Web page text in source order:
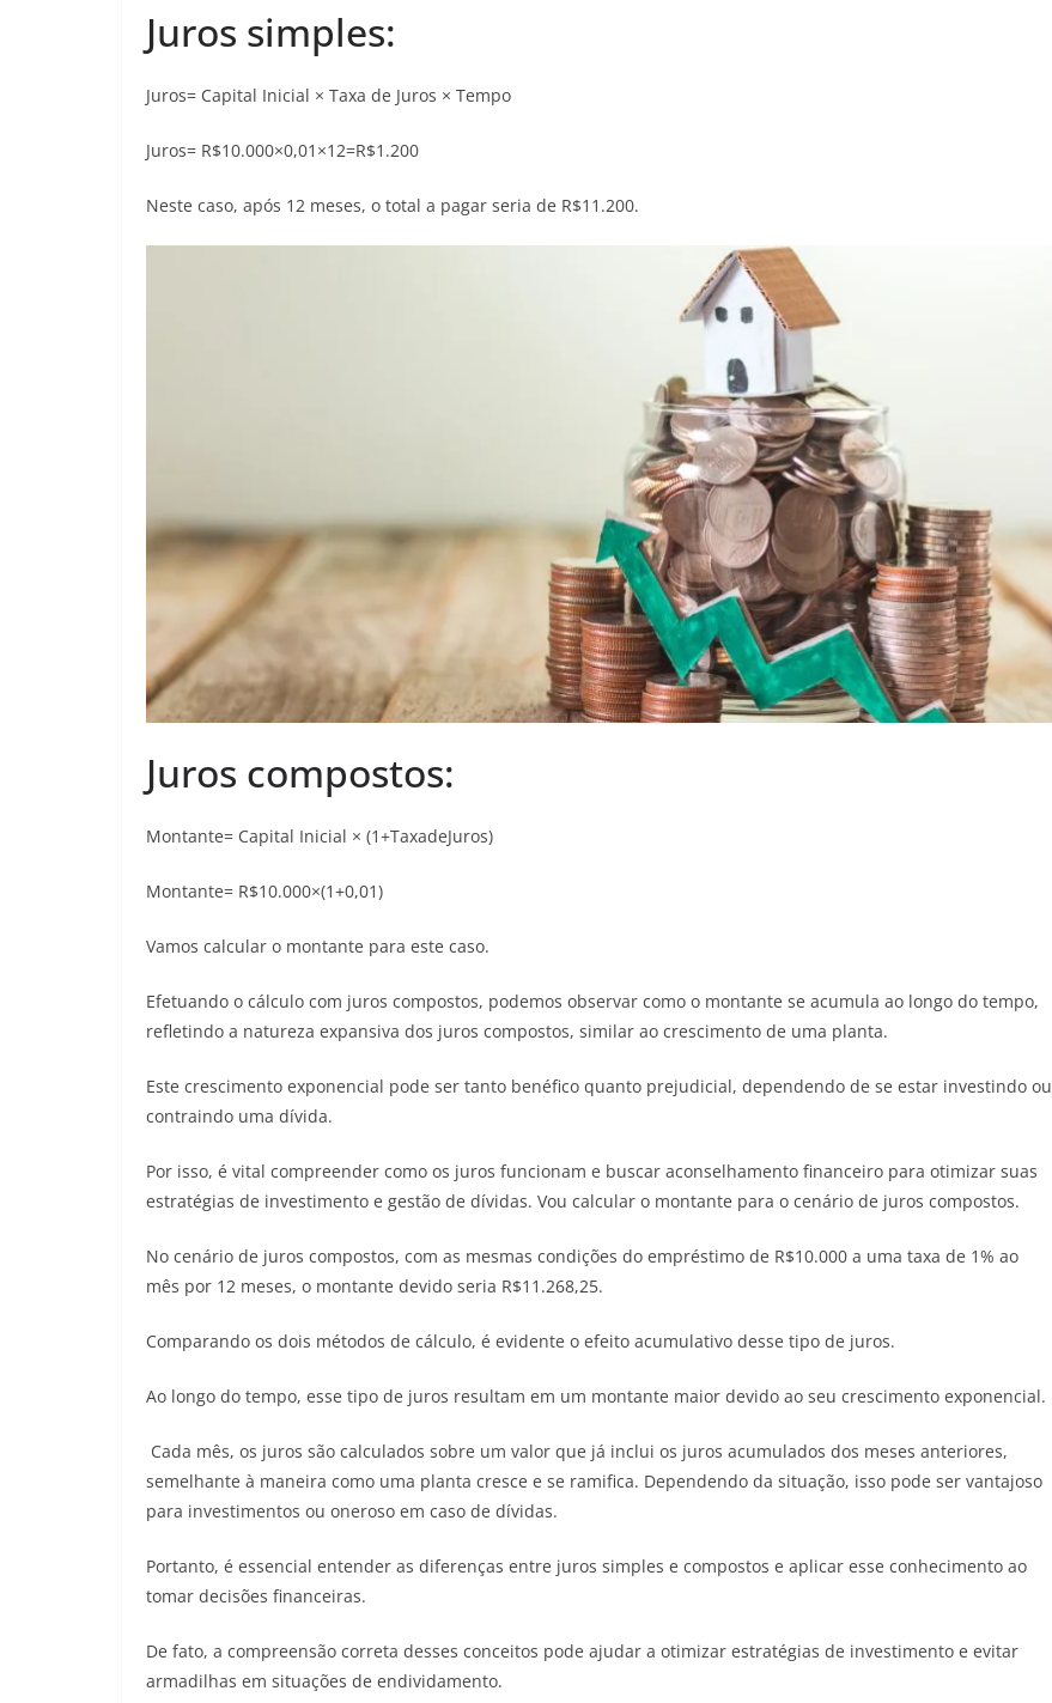
Juros simples:
Juros= Capital Inicial × Taxa de Juros × Tempo
Juros= R$10.000×0,01×12=R$1.200
Neste caso, após 12 meses, o total a pagar seria de R$11.200.
Juros compostos:
Montante= Capital Inicial × (1+TaxadeJuros)
Montante= R$10.000×(1+0,01)
Vamos calcular o montante para este caso.
Efetuando o cálculo com juros compostos, podemos observar como o montante se acumula ao longo do tempo,
refletindo a natureza expansiva dos juros compostos, similar ao crescimento de uma planta.
Este crescimento exponencial pode ser tanto benéfico quanto prejudicial, dependendo de se estar investindo ou
contraindo uma dívida.
Por isso, é vital compreender como os juros funcionam e buscar aconselhamento financeiro para otimizar suas
estratégias de investimento e gestão de dívidas. Vou calcular o montante para o cenário de juros compostos.
No cenário de juros compostos, com as mesmas condições do empréstimo de R$10.000 a uma taxa de 1% ao
mês por 12 meses, o montante devido seria R$11.268,25.
Comparando os dois métodos de cálculo, é evidente o efeito acumulativo desse tipo de juros.
Ao longo do tempo, esse tipo de juros resultam em um montante maior devido ao seu crescimento exponencial.
Cada mês, os juros são calculados sobre um valor que já inclui os juros acumulados dos meses anteriores,
semelhante à maneira como uma planta cresce e se ramifica. Dependendo da situação, isso pode ser vantajoso
para investimentos ou oneroso em caso de dívidas.
Portanto, é essencial entender as diferenças entre juros simples e compostos e aplicar esse conhecimento ao
tomar decisões financeiras.
De fato, a compreensão correta desses conceitos pode ajudar a otimizar estratégias de investimento e evitar
armadilhas em situações de endividamento. ​​